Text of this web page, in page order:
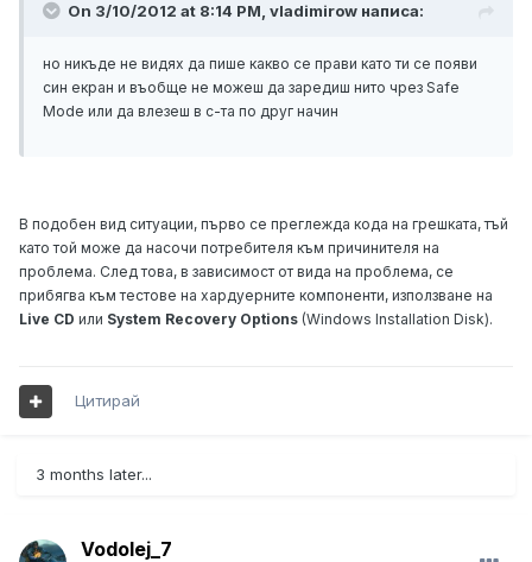
On 3/10/2012 at 8:14 PM, vladimirow написа:
но никъде не видях да пише какво се прави като ти се появи
син екран и въобще не можеш да заредиш нито чрез Safe
Mode или да влезеш в с-та по друг начин
В подобен вид ситуации, първо се преглежда кода на грешката, тъй
като той може да насочи потребителя към причинителя на
проблема. След това, в зависимост от вида на проблема, се
прибягва към тестове на хардуерните компоненти, използване на
Live CD или System Recovery Options (Windows Installation Disk).
Цитирай
3 months later...
Vodolej_7